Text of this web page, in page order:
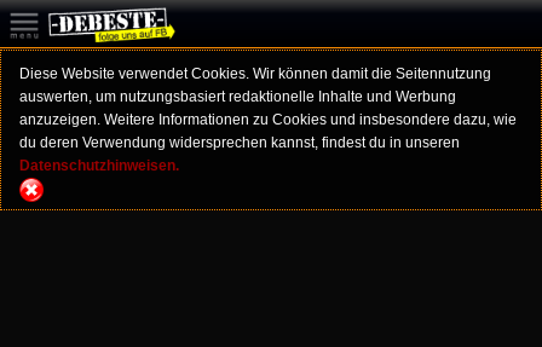
Diese Website verwendet Cookies. Wir können damit die Seitennutzung
auswerten, um nutzungsbasiert redaktionelle Inhalte und Werbung
anzuzeigen. Weitere Informationen zu Cookies und insbesondere dazu, wie
du deren Verwendung widersprechen kannst, findest du in unseren
Datenschutzhinweisen.